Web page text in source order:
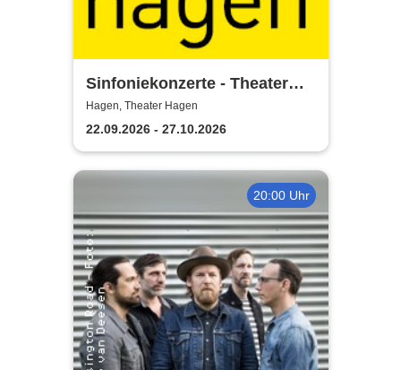
Sinfoniekonzerte - Theater
Hagen
Hagen, Theater Hagen
22.09.2026 - 27.10.2026
20:00 Uhr